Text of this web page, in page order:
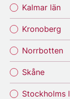
Kalmar län
Kronoberg
Norrbotten
Skåne
Stockholms